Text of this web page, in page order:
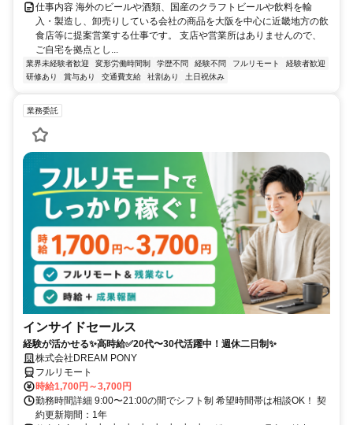
仕事内容 海外のビールや酒類、国産のクラフトビールや飲料を輸
入・製造し、卸売りしている会社の商品を大阪を中心に近畿地方の飲
食店等に提案営業する仕事です。 支店や営業所はありませんので、
ご自宅を拠点とし...
業界未経験者歓迎 変形労働時間制 学歴不問 経験不問 フルリモート
経験者歓迎
研修あり
賞与あり 交通費支給 社割あり 土日祝休み
業務委託
インサイドセールス
経験が活かせる✨高時給✅20代〜30代活躍中！週休二日制✨
株式会社DREAM PONY
フルリモート
時給1,700円～3,700円
勤務時間詳細 9:00〜21:00の間でシフト制 希望時間帯は相談OK！ 契
約更新期間：1年